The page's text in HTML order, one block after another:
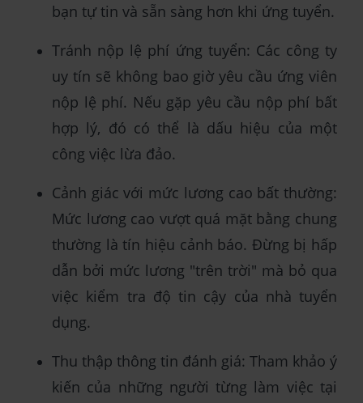
bạn tự tin và sẵn sàng hơn khi ứng tuyển.
Tránh nộp lệ phí ứng tuyển: Các công ty
uy tín sẽ không bao giờ yêu cầu ứng viên
nộp lệ phí. Nếu gặp yêu cầu nộp phí bất
hợp lý, đó có thể là dấu hiệu của một
công việc lừa đảo.
Cảnh giác với mức lương cao bất thường:
Mức lương cao vượt quá mặt bằng chung
thường là tín hiệu cảnh báo. Đừng bị hấp
dẫn bởi mức lương "trên trời" mà bỏ qua
việc kiểm tra độ tin cậy của nhà tuyển
dụng.
Thu thập thông tin đánh giá: Tham khảo ý
kiến của những người từng làm việc tại